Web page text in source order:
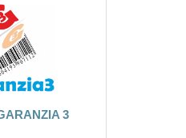
3